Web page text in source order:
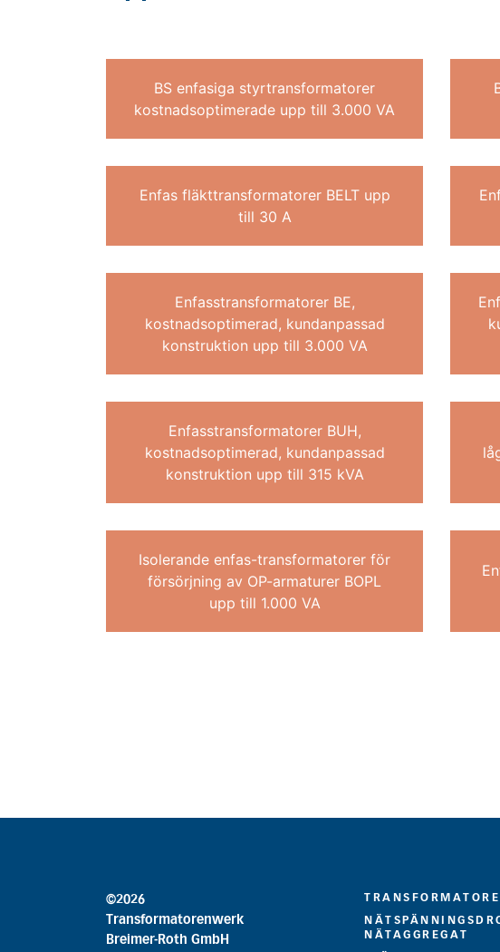
BS enfasiga styrtransformatorer
kostnadsoptimerade upp till 3.000 VA
Enfas fläkttransformatorer BELT upp
till 30 A
Enfasstransformatorer BE,
kostnadsoptimerad, kundanpassad
konstruktion upp till 3.000 VA
Enfasstransformatorer BUH,
kostnadsoptimerad, kundanpassad
konstruktion upp till 315 kVA
Isolerande enfas-transformatorer för
försörjning av OP-armaturer BOPL
upp till 1.000 VA
©2026
Transformatorenwerk
Breimer-Roth GmbH
NÄTAGGREGAT